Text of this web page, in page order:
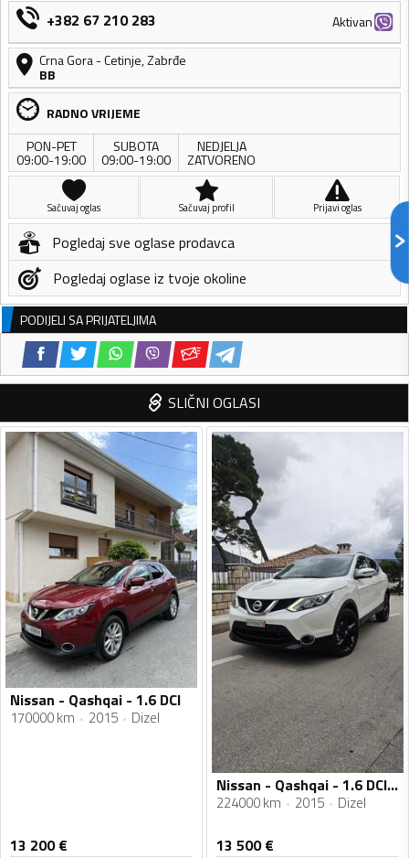
+382 67 210 283
Aktivan
Crna Gora-Cetinje,Zabrđe
BB
RADNO VRIJEME
PON-PET
09:00-19:00
SUBOTA
09:00-19:00
NEDJELJA
ZATVORENO
Sačuvaj oglas Sačuvaj profil Prijavi oglas
Pogledaj sve oglase prodavca
Pogledaj oglase iz tvoje okoline
PODIJELI SA PRIJATELJIMA
SLIČNI OGLASI
Nissan - Qashqai - 1.6 DCI
170000 km 2015 Dizel
13 200€
Nissan - Qashqai - 1.6 DCI 4X4 TEKNA
224000 km 2015 Dizel
13 500€